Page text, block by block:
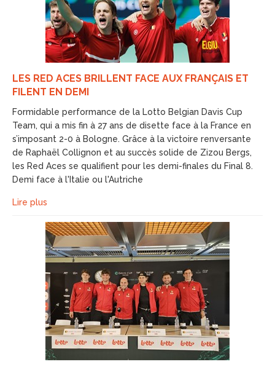
LES RED ACES BRILLENT FACE AUX FRANÇAIS ET
FILENT EN DEMI
Formidable performance de la Lotto Belgian Davis Cup
Team, qui a mis fin à 27 ans de disette face à la France en
s’imposant 2-0 à Bologne. Grâce à la victoire renversante
de Raphaël Collignon et au succès solide de Zizou Bergs,
les Red Aces se qualifient pour les demi-finales du Final 8.
Demi face à l'Italie ou l'Autriche
Lire plus